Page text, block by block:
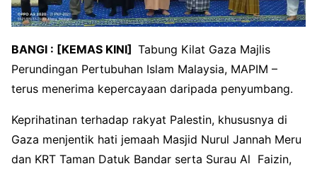
BANGI : [KEMAS KINI] Tabung Kilat Gaza Majlis
Perundingan Pertubuhan Islam Malaysia, MAPIM –
terus menerima kepercayaan daripada penyumbang.
Keprihatinan terhadap rakyat Palestin, khususnya di
Gaza menjentik hati jemaah Masjid Nurul Jannah Meru
dan KRT Taman Datuk Bandar serta Surau Al Faizin,